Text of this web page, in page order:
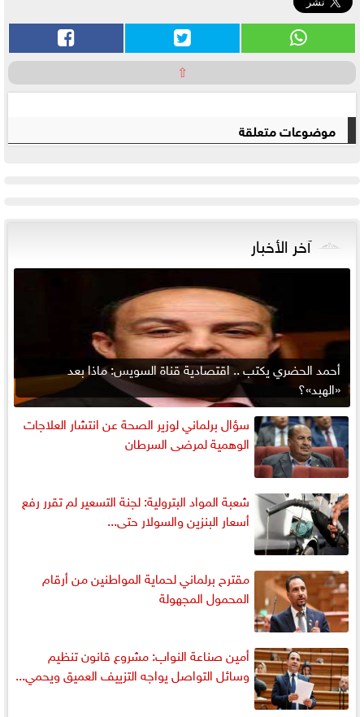
⇧
موضوعات متعلقة
آخر الأخبار
أحمد الحضري يكتب .. اقتصادية قناة السويس: ماذا بعد
«الهبد»؟
سؤال برلماني لوزير الصحة عن انتشار العلاجات
الوهمية لمرضى السرطان
شعبة المواد البترولية: لجنة التسعير لم تقرر رفع
أسعار البنزين والسولار حتى...
مقترح برلماني لحماية المواطنين من أرقام
المحمول المجهولة
أمين صناعة النواب: مشروع قانون تنظيم
وسائل التواصل يواجه التزييف العميق ويحمي...